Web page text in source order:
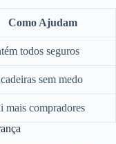
Como Ajudam
todos seguros
sem medo
mais compradores